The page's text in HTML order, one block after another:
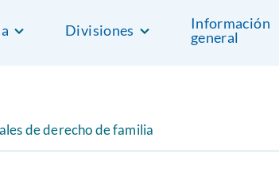
Divisiones
Información
general
de derecho de familia